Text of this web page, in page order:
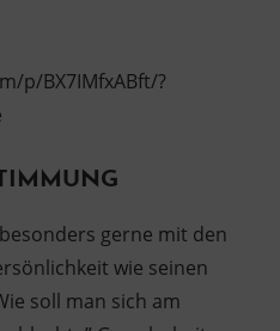
p/BX7IMfxABft/?
gerne mit den
wie seinen
soll man sich am